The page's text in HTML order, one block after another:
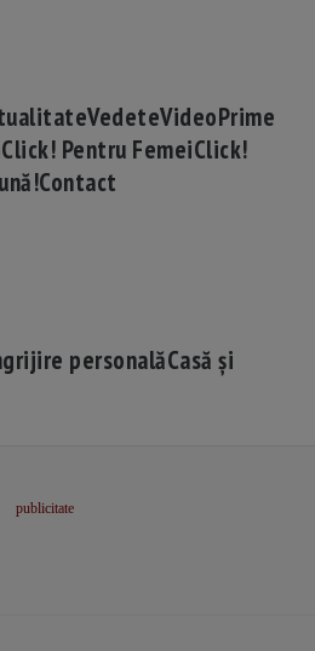
VedeteVideoPrime
Click! Pentru FemeiClick!
Contact
personalăCasă și